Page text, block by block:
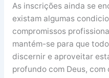
As inscrições ainda se
existam algumas
compromissos
mantém-se para que
discernir e aproveitar
profundo com Deus,